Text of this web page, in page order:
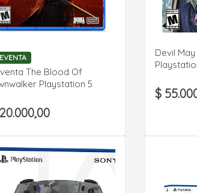
The Blood Of
Playstation 5
VER DETALLE
Devil
$